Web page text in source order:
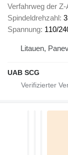
Verfahrweg der
Spindeldrehzahl
Spannung 110/
Litauen,
UAB SCG